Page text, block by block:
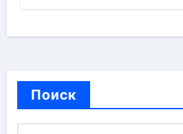
Поиск